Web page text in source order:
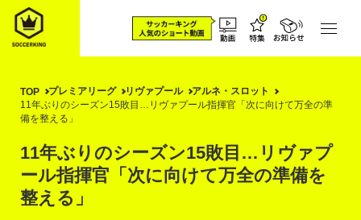
TOP プレミアリーグ リヴァプール
アルネ・スロット
11年ぶりのシーズン15敗目…リヴァプール指揮官「次に向けて万全の準
備を整える」
11年ぶりのシーズン15敗目…リヴァプ
ール指揮官「次に向けて万全の準備を
整える」